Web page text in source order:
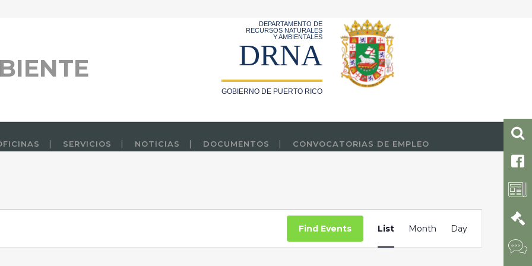
DEPARTAMENTO DE
RECURSOS NATURALES
Y AMBIENTALES
DRNA
GOBIERNO DE PUERTO RICO
SERVICIOS NOTICIAS DOCUMENTOS CONVOCATORIAS DE EMPLEO
Find Events List Month Day